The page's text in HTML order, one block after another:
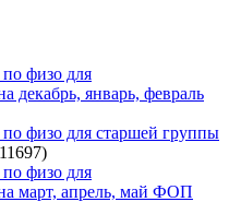
физо для
декабрь, январь, февраль
физо для старшей группы
физо для
март, апрель, май ФОП